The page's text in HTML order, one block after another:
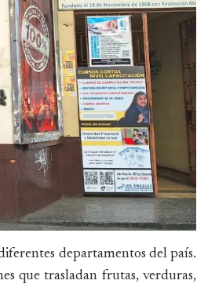
departamentos del país.
que trasladan frutas, verduras,